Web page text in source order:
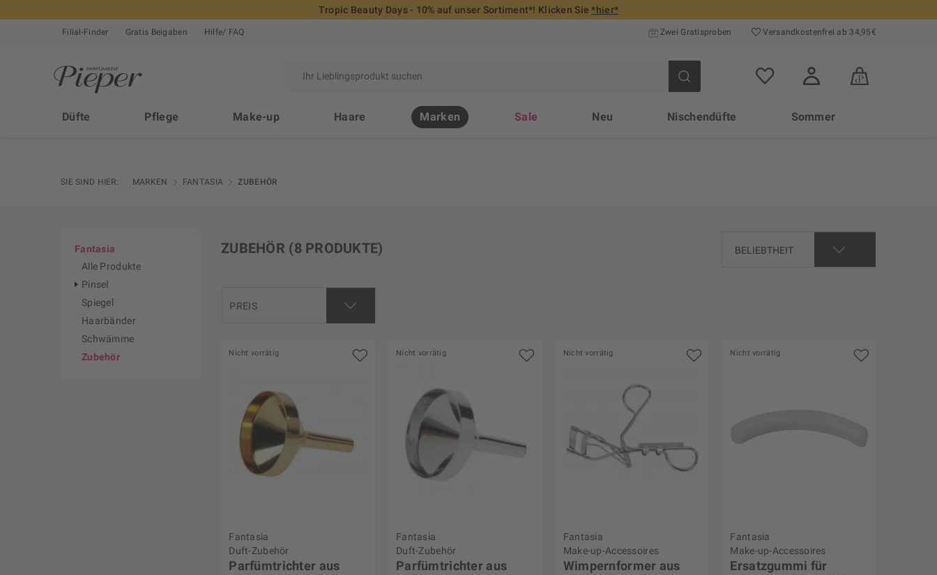
Tropic Beauty Days - 10% auf unser Sortiment*! Klicken Sie*hier*
Filial-Finder Gratis Beigaben Hilfe/ FAQ Zwei Gratisproben Versand­kosten­frei ab 34,95€
Düfte Pflege Make-up Haare Marken Sale Neu Nischendüfte Sommer
SIE SIND HIER: MARKEN FANTASIA ZUBEHÖR
Fantasia
Alle Produkte
Pinsel
Spiegel
Haarbänder
Schwämme
Zubehör
ZUBEHÖR (8 PRODUKTE)
PREIS
von€ 1,19
Nicht vorrätig
Fantasia
Duft-Zubehör
Parfümtrichter aus
Nicht vorrätig
Fantasia
Duft-Zubehör
Parfümtrichter aus
Nicht vorrätig
Fantasia
Make-up-Accessoires
Wimpernformer aus
Nicht vorrätig
Fantasia
Make-up-Accessoires
Ersatzgummi für